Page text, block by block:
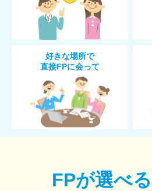
好きな場所で
直接FPに会って
FPが選べ